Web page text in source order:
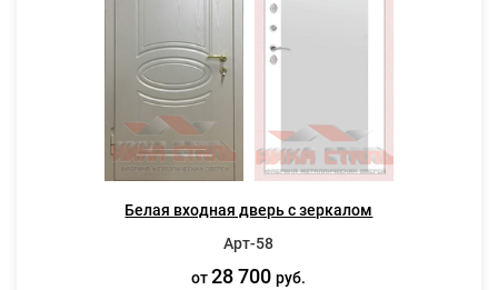
Белая входная дверь с зеркалом
Арт-58
от28 700руб.